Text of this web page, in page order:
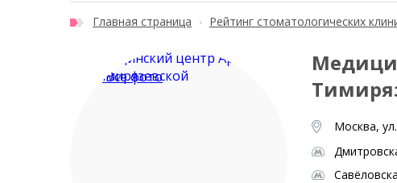
Главная страница Рейтинг стоматологических
Все фото
Москва,